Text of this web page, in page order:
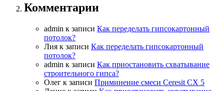
Комментарии
admin к записи Как переделать гипсокартонный
потолок?
Лия к записи Как переделать гипсокартонный
потолок?
admin к записи Как приостановить схватывание
строительного гипса?
Олег к записи Приминение смеси Ceresit СХ 5